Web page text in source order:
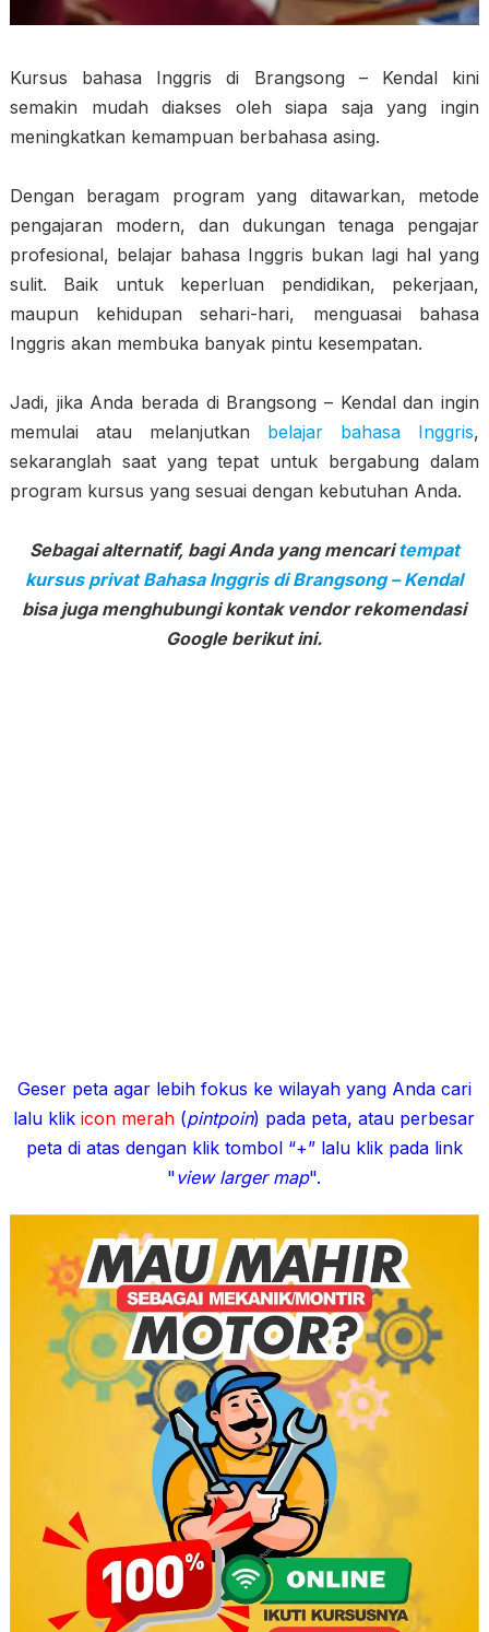
Kursus bahasa Inggris di Brangsong – Kendal kini
semakin mudah diakses oleh siapa saja yang ingin
meningkatkan kemampuan berbahasa asing.
Dengan beragam program yang ditawarkan, metode
pengajaran modern, dan dukungan tenaga pengajar
profesional, belajar bahasa Inggris bukan lagi hal yang
sulit. Baik untuk keperluan pendidikan, pekerjaan,
maupun kehidupan sehari-hari, menguasai bahasa
Inggris akan membuka banyak pintu kesempatan.
Jadi, jika Anda berada di Brangsong – Kendal dan ingin
memulai atau melanjutkan belajar bahasa Inggris,
sekaranglah saat yang tepat untuk bergabung dalam
program kursus yang sesuai dengan kebutuhan Anda.
Sebagai alternatif, bagi Anda yang mencaritempat
kursus privat Bahasa Inggris di Brangsong – Kendal
bisa juga menghubungi kontak vendor rekomendasi
Google berikut ini.
Geser peta agar lebih fokus ke wilayah yang Anda cari
lalu klikicon merah (pintpoin) pada peta, atau perbesar
peta di atas dengan klik tombol “+” lalu klik pada link
"view larger map".